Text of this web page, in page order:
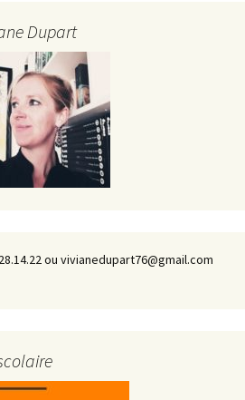
Dupart
ou vivianedupart76@gmail.com